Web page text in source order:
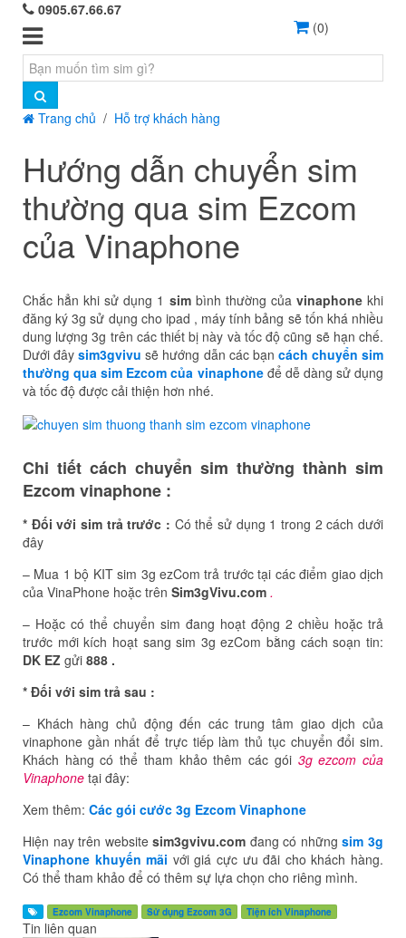
0905.67.66.67
(0)
Trang chủ Hỗ trợ khách hàng
Hướng dẫn chuyển sim
thường qua sim Ezcom
của Vinaphone
Chắc hẳn khi sử dụng 1 simbình thường của vinaphonekhi
đăng ký 3g sử dụng cho ipad , máy tính bảng sẽ tốn khá nhiều
dung lượng 3g trên các thiết bị này và tốc độ cũng sẽ hạn chế.
Dưới đâysim3gvivu sẽ hướng dẫn các bạn cách chuyển sim
thường qua sim Ezcom của vinaphoneđể dễ dàng sử dụng
và tốc độ được cải thiện hơn nhé.
Chi tiết cách chuyển sim thường thành sim
Ezcom vinaphone :
* Đối với sim trả trước : Có thể sử dụng 1 trong 2 cách dưới
đây
– Mua 1 bộ KIT sim 3g ezCom trả trước tại các điểm giao dịch
của VinaPhone hoặc trên Sim3gVivu.com .
– Hoặc có thể chuyển sim đang hoạt động 2 chiều hoặc trả
trước mới kích hoạt sang sim 3g ezCom bằng cách soạn tin:
DK EZ gửi 888 .
* Đối với sim trả sau :
– Khách hàng chủ động đến các trung tâm giao dịch của
vinaphone gần nhất để trực tiếp làm thủ tục chuyển đổi sim.
Khách hàng có thể tham khảo thêm các gói 3g ezcom của
Vinaphone tại đây:
Xem thêm: Các gói cước 3g Ezcom Vinaphone
Hiện nay trên websitesim3gvivu.com đang có nhữngsim 3g
Vinaphone khuyến mãi với giá cực ưu đãi cho khách hàng.
Có thể tham khảo để có thêm sự lựa chọn cho riêng mình.
Ezcom Vinaphone Sử dụng Ezcom 3G Tiện ích Vinaphone
Tin liên quan